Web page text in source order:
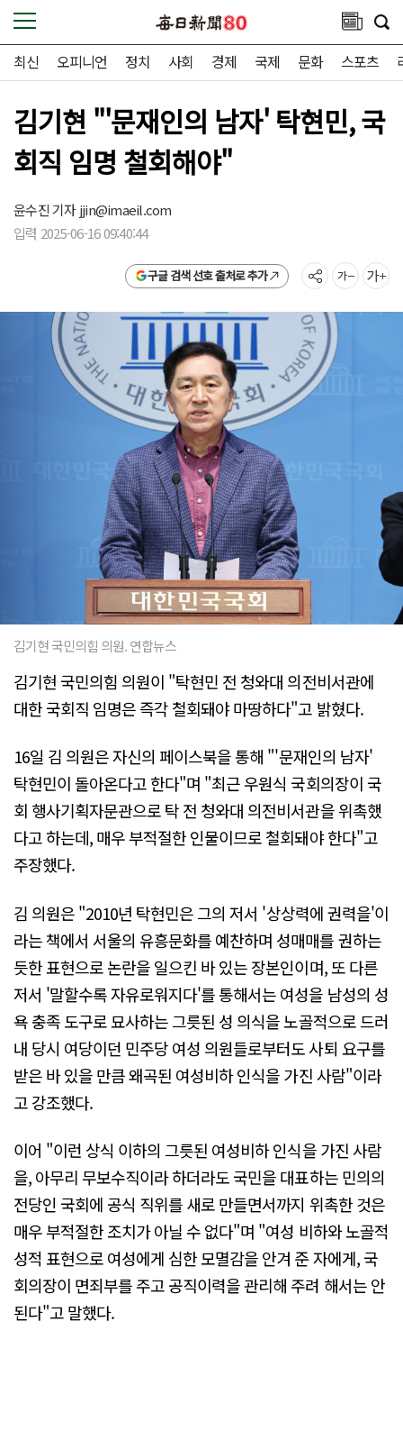
최신 오피니언 정치 사회 경제 국제 문화 스포츠
김기현 "'문재인의 남자' 탁현민, 국
회직 임명 철회해야"
윤수진 기자jjin@imaeil.com
입력 2025-06-16 09:40:44
구글 검색 선호 출처로 추가
김기현 국민의힘 의원. 연합뉴스
김기현 국민의힘 의원이 "탁현민 전 청와대 의전비서관에
대한 국회직 임명은 즉각 철회돼야 마땅하다"고 밝혔다.
16일 김 의원은 자신의 페이스북을 통해 "'문재인의 남자'
탁현민이 돌아온다고 한다"며 "최근 우원식 국회의장이 국
회 행사기획자문관으로 탁 전 청와대 의전비서관을 위촉했
다고 하는데, 매우 부적절한 인물이므로 철회돼야 한다"고
주장했다.
김 의원은 "2010년 탁현민은 그의 저서 '상상력에 권력을'이
라는 책에서 서울의 유흥문화를 예찬하며 성매매를 권하는
듯한 표현으로 논란을 일으킨 바 있는 장본인이며, 또 다른
저서 '말할수록 자유로워지다'를 통해서는 여성을 남성의 성
욕 충족 도구로 묘사하는 그릇된 성 의식을 노골적으로 드러
내 당시 여당이던 민주당 여성 의원들로부터도 사퇴 요구를
받은 바 있을 만큼 왜곡된 여성비하 인식을 가진 사람"이라
고 강조했다.
이어 "이런 상식 이하의 그릇된 여성비하 인식을 가진 사람
을, 아무리 무보수직이라 하더라도 국민을 대표하는 민의의
전당인 국회에 공식 직위를 새로 만들면서까지 위촉한 것은
매우 부적절한 조치가 아닐 수 없다"며 "여성 비하와 노골적
성적 표현으로 여성에게 심한 모멸감을 안겨 준 자에게, 국
회의장이 면죄부를 주고 공직이력을 관리해 주려 해서는 안
된다"고 말했다.